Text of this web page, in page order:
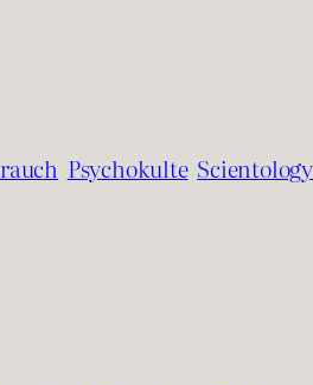
Psychokulte Scientology